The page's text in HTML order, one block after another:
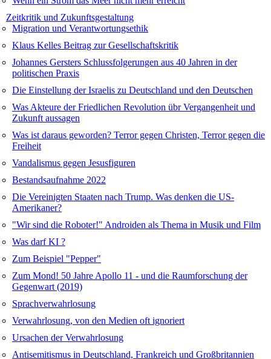
Zeitkritik und Zukunfts­gestaltung
Migration und Verantwortungsethik
Klaus Kelles Beitrag zur Gesellschaftskritik
Johannes Gersters Schlussfolgerungen aus 40 Jahren in der
politischen Praxis
Die Einstellung der Israelis zu Deutschland und den Deutschen
Was Akteure der Friedlichen Revolution übr Vergangenheit und
Zukunft aussagen
Was ist daraus geworden? Terror gegen Christen, Terror gegen die
Freiheit
Vandalismus gegen Jesusfiguren
Bestandsaufnahme 2022
Die Vereinigten Staaten nach Trump. Was denken die US-
Amerikaner?
"Wir sind die Roboter!" Androiden als Thema in Musik und Film
Was darf KI ?
Zum Beispiel "Pepper"
Zum Mond! 50 Jahre Apollo 11 - und die Raumforschung der
Gegenwart (2019)
Sprachverwahrlosung
Verwahrlosung, von den Medien oft ignoriert
Ursachen der Verwahrlosung
Antisemitismus in Deutschland, Frankreich und Großbritannien